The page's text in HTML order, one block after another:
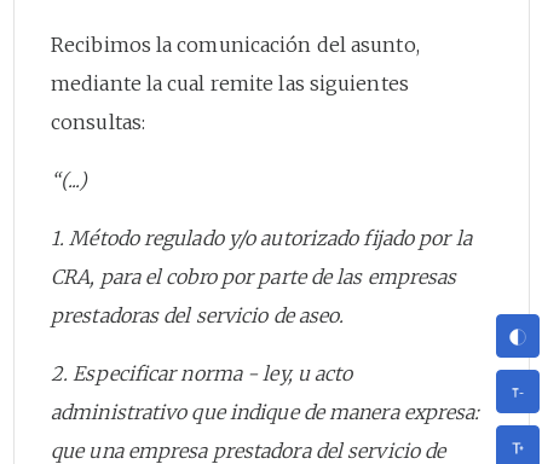
Recibimos la comunicación del asunto,
mediante la cual remite las siguientes
consultas:
“(...)
1. Método regulado y/o autorizado fijado por la
CRA, para el cobro por parte de las empresas
prestadoras del servicio de aseo.
2. Especificar norma - ley, u acto
administrativo que indique de manera expresa:
que una empresa prestadora del servicio de